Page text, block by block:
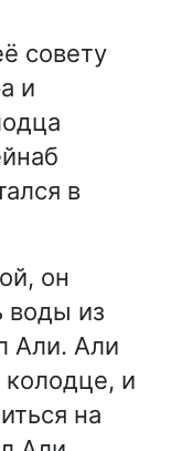
совету
и
в
он
воды из
Али. Али
колодце, и
на